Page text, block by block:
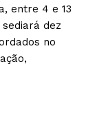
entre 4 e 13
dez
no